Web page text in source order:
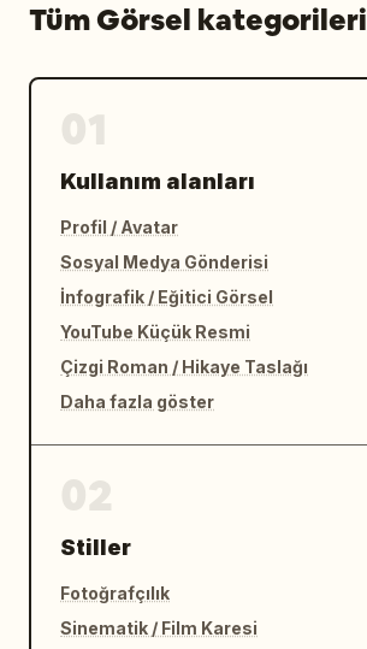
Tüm Görsel kategorileri
Kullanım alanları
Profil / Avatar
Sosyal Medya Gönderisi
İnfografik / Eğitici Görsel
YouTube Küçük Resmi
Çizgi Roman / Hikaye Taslağı
Daha fazla göster
Stiller
Fotoğrafçılık
Sinematik / Film Karesi